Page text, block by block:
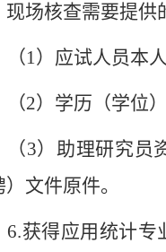
现场核查需要提供
（1）应试人员本
（2）学历（学位
（3）助理研究员
）文件原件。
6.获得应用统计专